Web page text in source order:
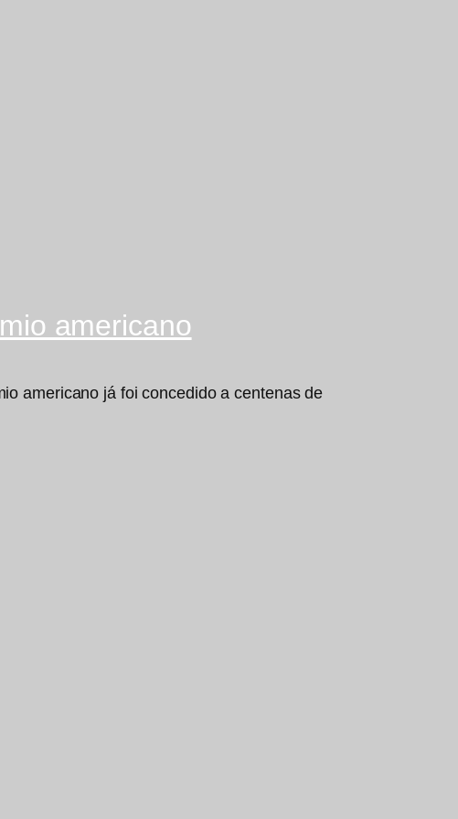
americano
americano já foi concedido a centenas de